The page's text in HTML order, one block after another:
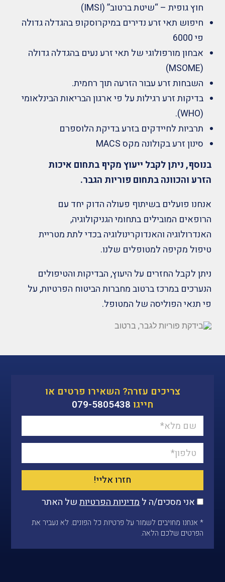
חוץ גופית – “שיטת ברטוב” (IMSI)
חיפוש תאי זרע נדירים במיקרוסקופ בהגדלה גדולה
פי 6000
אבחון מורפולוגי של תאי זרע נעים בהגדלה גדולה
(MSOME)
השבחות זרע עבור הזרעה תוך רחמית.
בדיקות זרע רגילות על פי ארגון הבריאות הבינלאומי
(WHO).
תרביות לחיידקים בזרע בדיקת הלוספרם
סינון זרע בקולונה מקס MACS
בנוסף, ניתן לקבל ייעוץ מקיף בתחום איכות
הזרע והכוונה בתחום פוריות הגבר.
אנחנו פועלים בשיתוף פעולה הדוק יחד עם
הרופאים המובילים בתחומי הגניקולוגיה,
האנדרולוגיה והאנדוקרינולוגיה בכדי לתת מטריית
טיפול מקיפה למטופלים שלנו.
ניתן לקבל החזרים על היעוץ, הבדיקות והטיפולים
הנערכים במרכז ברטוב מחברות הביטוח הפרטיות, על
פי תנאי הפוליסה של המטופל.
צריכים עזרה? השאירו פרטים או
חייגו 079-5805438
אני מסכים/ה למדיניות הפרטיותשל האתר
חזרו אליי!
* אנחנו מחויבים לשמור על פרטיות כל הפונים. לא נעביר את
הפרטים שלכם הלאה.